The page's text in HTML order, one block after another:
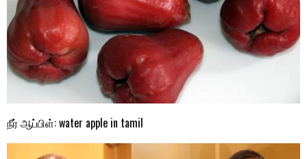
நீர் ஆப்பிள்: water apple in tamil